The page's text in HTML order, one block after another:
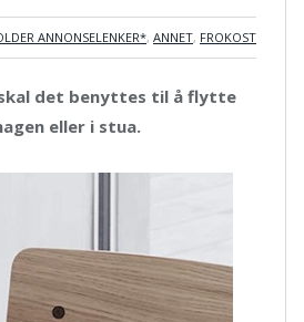
ANNONSELENKER*, ANNET, FROKOST
det benyttes til å flytte
eller i stua.